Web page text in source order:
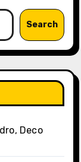
Search
Deco